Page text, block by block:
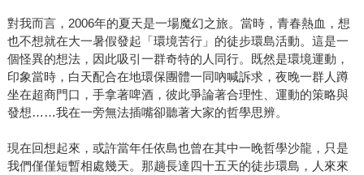
對我而言，2006年的夏天是一場魔幻之旅。當時，青春熱血，想
也不想就在大一暑假發起「環境苦行」的徒步環島活動。這是一
個怪異的想法，因此吸引一群奇特的人同行。既然是環境運動，
印象當時，白天配合在地環保團體一同吶喊訴求，夜晚一群人蹲
坐在超商門口，手拿著啤酒，彼此爭論著合理性、運動的策略與
發想……我在一旁無法插嘴卻聽著大家的哲學思辨。
現在回想起來，或許當年任依島也曾在其中一晚哲學沙龍，只是
我們僅僅短暫相處幾天。那趟長達四十五天的徒步環島，人來來